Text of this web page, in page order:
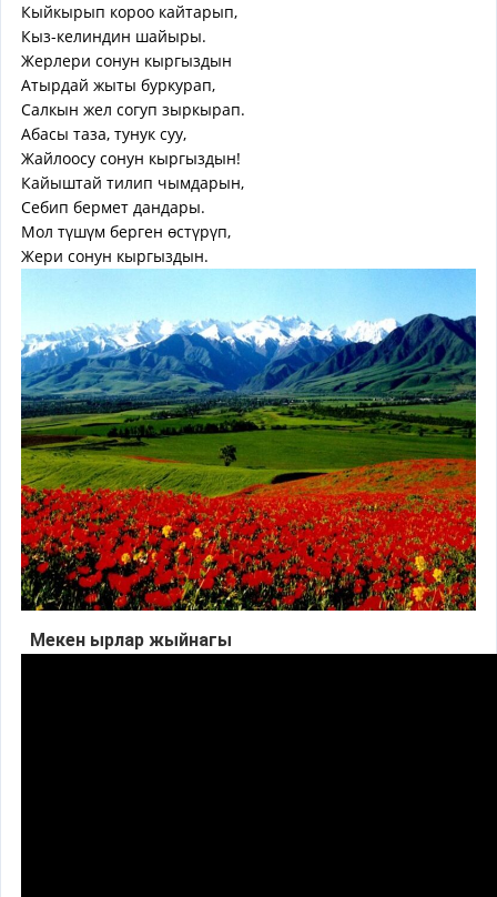
Кыйкырып короо кайтарып,
Кыз-келиндин шайыры.
Жерлери сонун кыргыздын
Атырдай жыты буркурап,
Салкын жел согуп зыркырап.
Абасы таза, тунук суу,
Жайлоосу сонун кыргыздын!
Кайыштай тилип чымдарын,
Себип бермет дандары.
Мол түшүм берген өстүрүп,
Жери сонун кыргыздын.
Мекен ырлар жыйнагы